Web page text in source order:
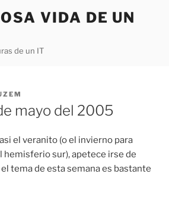
VIDA DE UN
de un IT
mayo del 2005
el veranito (o el invierno para
hemisferio sur), apetece irse de
tema de esta semana es bastante